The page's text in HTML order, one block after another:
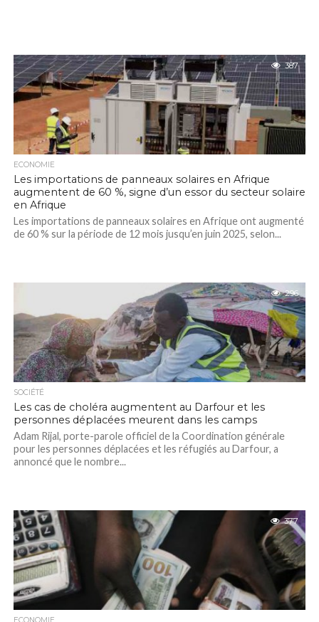
387
ECONOMIE
Les importations de panneaux solaires en Afrique
augmentent de 60 %, signe d’un essor du secteur solaire
en Afrique
Les importations de panneaux solaires en Afrique ont augmenté
de 60 % sur la période de 12 mois jusqu’en juin 2025, selon...
296
SOCIÉTÉ
Les cas de choléra augmentent au Darfour et les
personnes déplacées meurent dans les camps
Adam Rijal, porte-parole officiel de la Coordination générale
pour les personnes déplacées et les réfugiés au Darfour, a
annoncé que le nombre...
377